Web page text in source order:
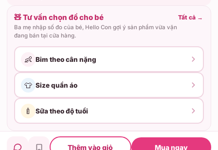
Thêm vào giỏ Mua ngay
🧸 Tư vấn chọn đồ cho bé
Ba mẹ nhập số đo của bé, Hello Con gợi ý sản phẩm vừa vặn
đang bán tại cửa hàng.
Tất cả →
👶 Bỉm theo cân nặng
👕 Size quần áo
🍼 Sữa theo độ tuổi
Hộ kinh doanh Hello Con · ĐKKD: 02C8006460